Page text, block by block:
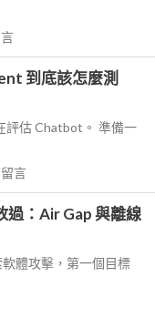
到底該怎麼測
評估 Chatbot。 準備一
言
過：Air Gap 與離線
體攻擊，第一個目標